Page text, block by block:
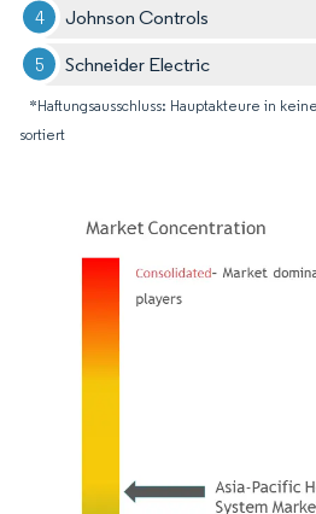
Johnson Controls
Schneider Electric
*Haftungsausschluss: Hauptakteure in
sortiert